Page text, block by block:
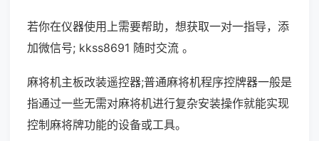
若你在仪器使用上需要帮助，想获取一对一指导，添
加微信号; kkss8691 随时交流 。
麻将机主板改装遥控器;普通麻将机程序控牌器一般是
指通过一些无需对麻将机进行复杂安装操作就能实现
控制麻将牌功能的设备或工具。